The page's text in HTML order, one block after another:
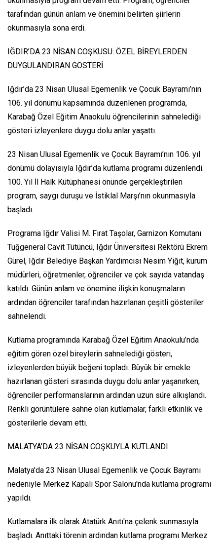
tarafından günün anlam ve önemini belirten şiirlerin
okunmasıyla sona erdi.
IĞDIR’DA 23 NİSAN COŞKUSU: ÖZEL BİREYLERDEN
DUYGULANDIRAN GÖSTERİ
Iğdır’da 23 Nisan Ulusal Egemenlik ve Çocuk Bayramı’nın
106. yıl dönümü kapsamında düzenlenen programda,
Karabağ Özel Eğitim Anaokulu öğrencilerinin sahnelediği
gösteri izleyenlere duygu dolu anlar yaşattı.
23 Nisan Ulusal Egemenlik ve Çocuk Bayramı’nın 106. yıl
dönümü dolayısıyla Iğdır’da kutlama programı düzenlendi.
100. Yıl İl Halk Kütüphanesi önünde gerçekleştirilen
program, saygı duruşu ve İstiklal Marşı’nın okunmasıyla
başladı.
Programa Iğdır Valisi M. Fırat Taşolar, Garnizon Komutanı
Tuğgeneral Cavit Tütüncü, Iğdır Üniversitesi Rektörü Ekrem
Gürel, Iğdır Belediye Başkan Yardımcısı Nesim Yiğit, kurum
müdürleri, öğretmenler, öğrenciler ve çok sayıda vatandaş
katıldı. Günün anlam ve önemine ilişkin konuşmaların
ardından öğrenciler tarafından hazırlanan çeşitli gösteriler
sahnelendi.
Kutlama programında Karabağ Özel Eğitim Anaokulu’nda
eğitim gören özel bireylerin sahnelediği gösteri,
izleyenlerden büyük beğeni topladı. Büyük bir emekle
hazırlanan gösteri sırasında duygu dolu anlar yaşanırken,
öğrenciler performanslarının ardından uzun süre alkışlandı.
Renkli görüntülere sahne olan kutlamalar, farklı etkinlik ve
gösterilerle devam etti.
MALATYA'DA 23 NİSAN COŞKUYLA KUTLANDI
Malatya'da 23 Nisan Ulusal Egemenlik ve Çocuk Bayramı
nedeniyle Merkez Kapalı Spor Salonu'nda kutlama programı
yapıldı.
Kutlamalara ilk olarak Atatürk Anıtı'na çelenk sunmasıyla
başladı. Anıttaki törenin ardından kutlama programı Merkez